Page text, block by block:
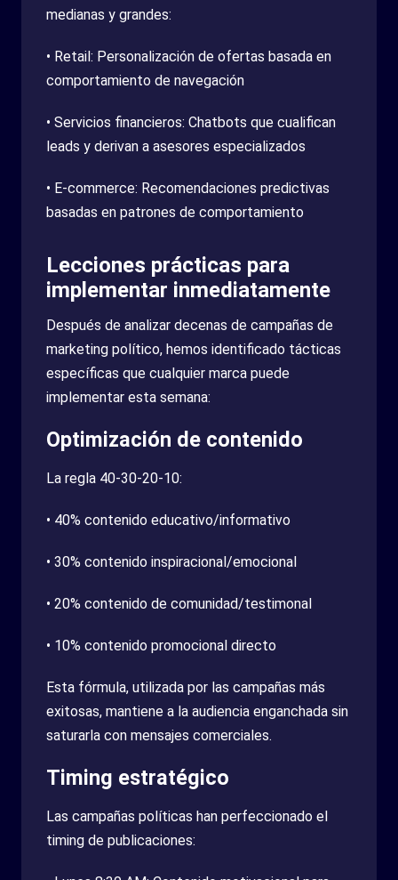
medianas y grandes:
• Retail: Personalización de ofertas basada en
comportamiento de navegación
• Servicios financieros: Chatbots que cualifican
leads y derivan a asesores especializados
• E-commerce: Recomendaciones predictivas
basadas en patrones de comportamiento
Lecciones prácticas para
implementar inmediatamente
Después de analizar decenas de campañas de
marketing político, hemos identificado tácticas
específicas que cualquier marca puede
implementar esta semana:
Optimización de contenido
La regla 40-30-20-10:
• 40% contenido educativo/informativo
• 30% contenido inspiracional/emocional
• 20% contenido de comunidad/testimonal
• 10% contenido promocional directo
Esta fórmula, utilizada por las campañas más
exitosas, mantiene a la audiencia enganchada sin
saturarla con mensajes comerciales.
Timing estratégico
Las campañas políticas han perfeccionado el
timing de publicaciones: